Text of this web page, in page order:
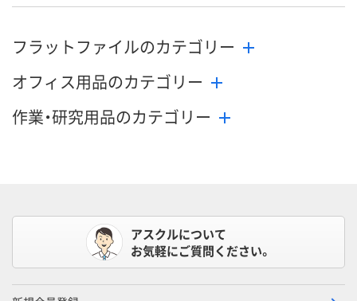
フラットファイルのカテゴリー
オフィス用品のカテゴリー
作業・研究用品のカテゴリー
アスクルについて
お気軽にご質問ください。